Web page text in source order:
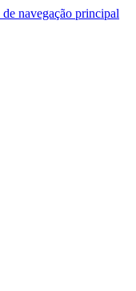
navegação principal